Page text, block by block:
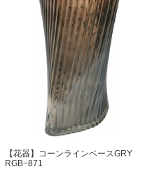
【花器】コーンラインベースGRY
RGB−871